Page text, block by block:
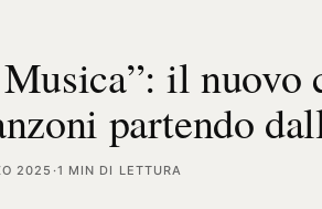
il nuovo
partendo
2025 ·1 MIN DI LETTURA